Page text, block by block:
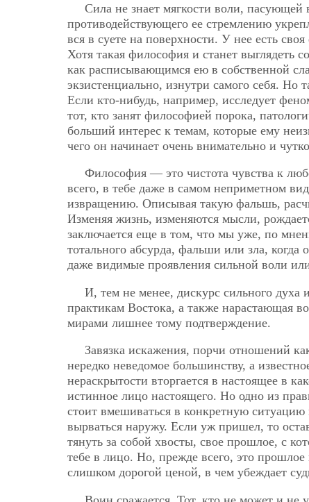
Сила не знает мягкости воли, пасующей
противодействующего ее стремлению
вся в суете на поверхности. У нее есть
Хотя такая философия и станет
как расписывающимся ею в собственной
экзистенциально, изнутри самого себя. Но
Если кто-нибудь, например, исследует
тот, кто занят философией порока,
больший интерес к темам, которые ему
чего он начинает очень внимательно и
Философия — это чистота чувства к
всего, в тебе даже в самом неприметном
извращению. Описывая такую фальшь,
Изменяя жизнь, изменяются мысли,
заключается еще в том, что мы уже, по
тотального абсурда, фальши или зла, когда
даже видимые проявления сильной воли
И, тем не менее, дискурс сильного духа
практикам Востока, а также нарастающая
мирами лишнее тому подтверждение.
Завязка искажения, порчи отношений
нередко неведомое большинству, а
нераскрытости вторгается в настоящее в
истинное лицо настоящего. Но одно из
стоит вмешиваться в конкретную
вырваться наружу. Если уж пришел, то
тянуть за собой хвосты, свое прошлое, с
тебе в лицо. Но, прежде всего, это
слишком дорогой ценой, в чем убеждает